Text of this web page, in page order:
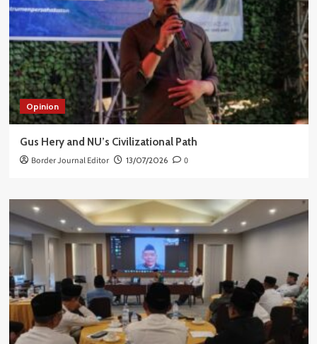
Opinion
Gus Hery and NU’s Civilizational Path
Border Journal Editor 13/07/2026 0